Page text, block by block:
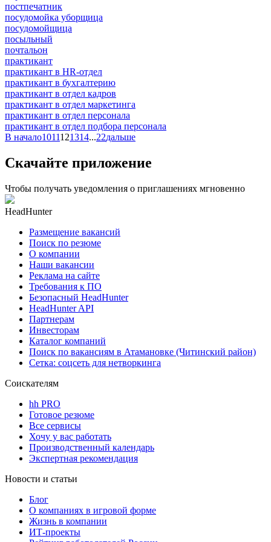
постпечатник
посудомойка уборщица
посудомойщица
посыльный
почтальон
практикант
практикант в HR-отдел
практикант в бухгалтерию
практикант в отдел кадров
практикант в отдел маркетинга
практикант в отдел персонала
практикант в отдел подбора персонала
В начало1011121314...22дальше
Скачайте приложение
Чтобы получать уведомления о приглашениях мгновенно
HeadHunter
Размещение вакансий
Поиск по резюме
О компании
Наши вакансии
Реклама на сайте
Требования к ПО
Безопасный HeadHunter
HeadHunter API
Партнерам
Инвесторам
Каталог компаний
Поиск по вакансиям в Атамановке (Читинский район)
Сетка: соцсеть для нетворкинга
Соискателям
hh PRO
Готовое резюме
Все сервисы
Хочу у вас работать
Производственный календарь
Экспертная рекомендация
Новости и статьи
Блог
О компаниях в игровой форме
Жизнь в компании
ИТ-проекты